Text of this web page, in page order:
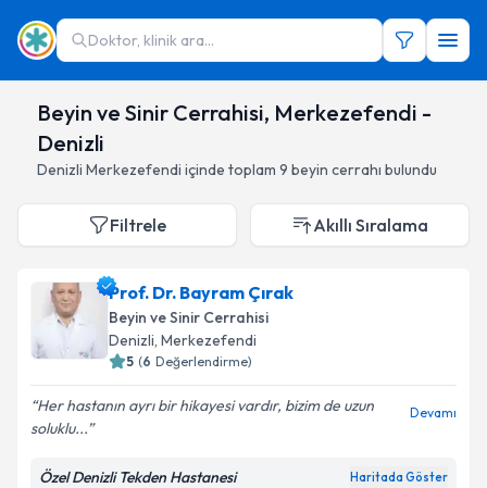
Doktor, klinik ara...
Beyin ve Sinir Cerrahisi, Merkezefendi -
Denizli
Denizli Merkezefendi içinde toplam 9 beyin cerrahı bulundu
Filtrele Akıllı Sıralama
Prof. Dr. Bayram Çırak
Beyin ve Sinir Cerrahisi
Denizli, Merkezefendi
5 (6 Değerlendirme)
Her hastanın ayrı bir hikayesi vardır, bizim de uzun
soluklu...
Devamı
Özel Denizli Tekden Hastanesi Haritada Göster